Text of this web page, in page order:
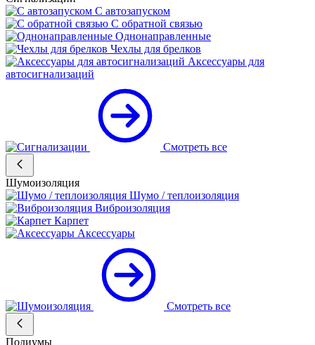
С автозапуском
С обратной связью
Однонаправленные
Чехлы для брелков
Аксессуары для
автосигнализаций
Смотреть все
Шумоизоляция
Шумо / теплоизоляция
Виброизоляция
Карпет
Аксессуары
Смотреть все
Подиумы